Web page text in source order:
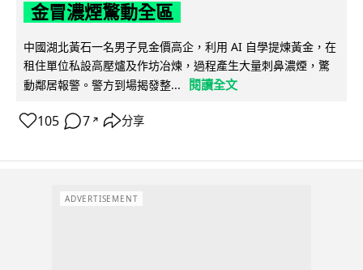
金冒濃煙驚動全區
中國湖北黃石一名男子見金價高企，利用 AI 自學提煉黃金，在
租住單位私設高壓爐及作坊冶煉，過程產生大量刺鼻濃煙，驚
動鄰居報警。警方到場揭發整...
閱讀全文
105 7 ↗ 分享
ADVERTISEMENT